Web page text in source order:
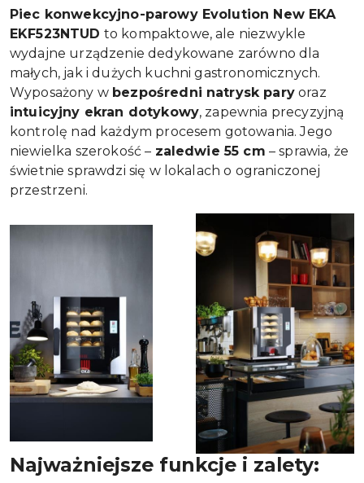
Piec konwekcyjno-parowy Evolution New EKA
EKF523NTUD to kompaktowe, ale niezwykle
wydajne urządzenie dedykowane zarówno dla
małych, jak i dużych kuchni gastronomicznych.
Wyposażony w bezpośredni natrysk paryoraz
intuicyjny ekran dotykowy, zapewnia precyzyjną
kontrolę nad każdym procesem gotowania. Jego
niewielka szerokość – zaledwie 55 cm – sprawia, że
świetnie sprawdzi się w lokalach o ograniczonej
przestrzeni.
Najważniejsze funkcje i zalety: